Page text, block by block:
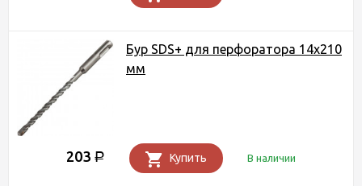
Бур SDS+ для перфоратора 14х210
мм
203 Р Купить В наличии